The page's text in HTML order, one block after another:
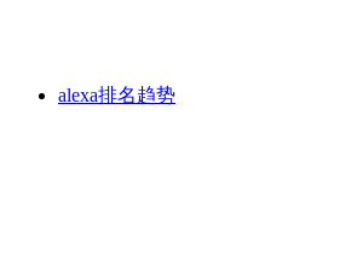
alexa排名趋势